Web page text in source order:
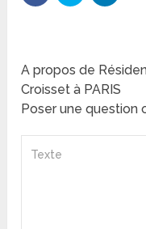
A propos de
Croisset à PARIS
Poser une question